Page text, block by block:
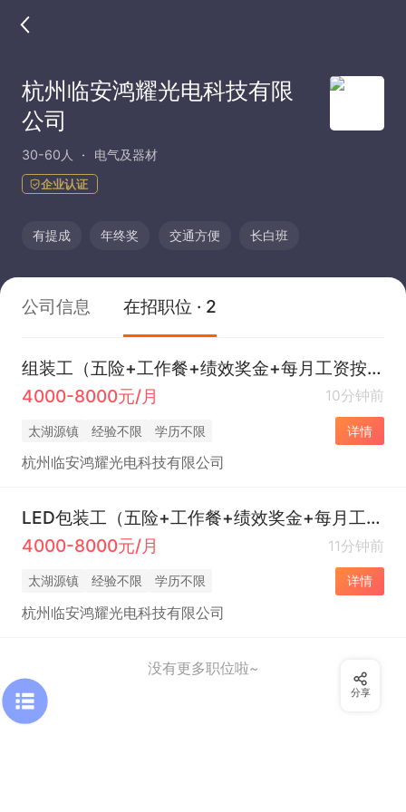
杭州临安鸿耀光电科技有限
公司
30-60人 电气及器材
企业认证
有提成 年终奖 交通方便 长白班
公司信息 在招职位 · 2
组装工（五险+工作餐+绩效奖金+每月工资按时发+公司氛围好）
4000-8000元/月
10分钟前
太湖源镇 经验不限 学历不限 详情
杭州临安鸿耀光电科技有限公司
LED包装工（五险+工作餐+绩效奖金+每月工资按时发+公司氛围好）
4000-8000元/月
11分钟前
太湖源镇 经验不限 学历不限 详情
杭州临安鸿耀光电科技有限公司
没有更多职位啦~
分享